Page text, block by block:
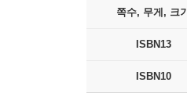
쪽수, 무게, 크기
ISBN13
ISBN10